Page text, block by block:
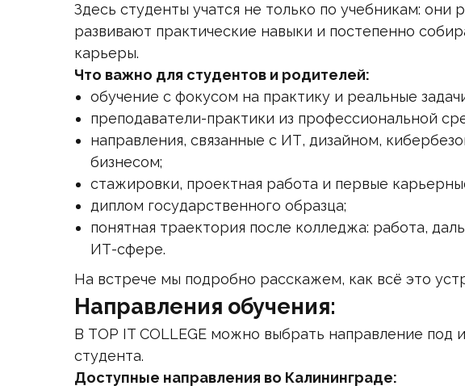
Здесь студенты учатся не только по учебникам: они
развивают практические навыки и постепенно
карьеры.
Что важно для студентов и родителей:
обучение с фокусом на практику и реальные
преподаватели-практики из профессиональной
направления, связанные с ИТ, дизайном,
бизнесом;
стажировки, проектная работа и первые
диплом государственного образца;
понятная траектория после колледжа: работа,
ИТ-сфере.
На встрече мы подробно расскажем, как всё это
Направления обучения:
В TOP IT COLLEGE можно выбрать направление под
студента.
Доступные направления во Калининграде: